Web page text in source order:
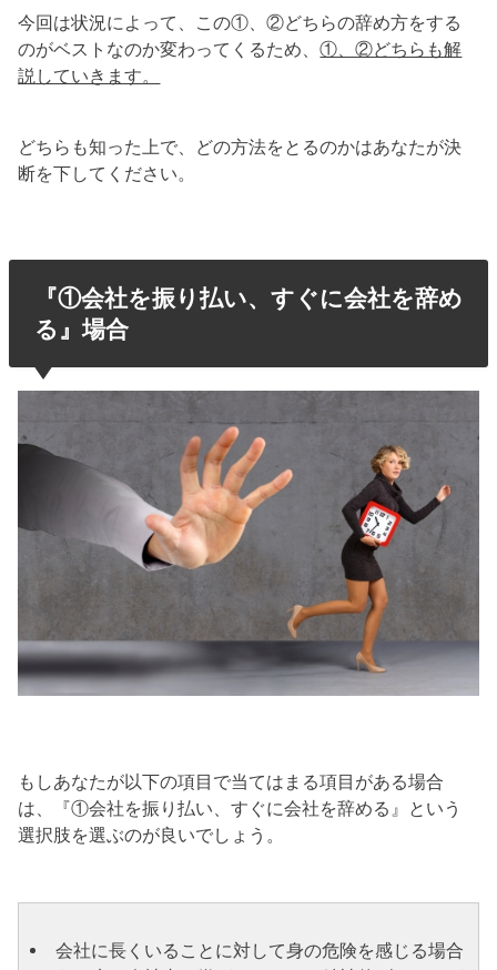
今回は状況によって、この①、②どちらの辞め方をする
のがベストなのか変わってくるため、①、②どちらも解
説していきます。
どちらも知った上で、どの方法をとるのかはあなたが決
断を下してください。
『①会社を振り払い、すぐに会社を辞め
る』場合
もしあなたが以下の項目で当てはまる項目がある場合
は、『①会社を振り払い、すぐに会社を辞める』という
選択肢を選ぶのが良いでしょう。
会社に長くいることに対して身の危険を感じる場合